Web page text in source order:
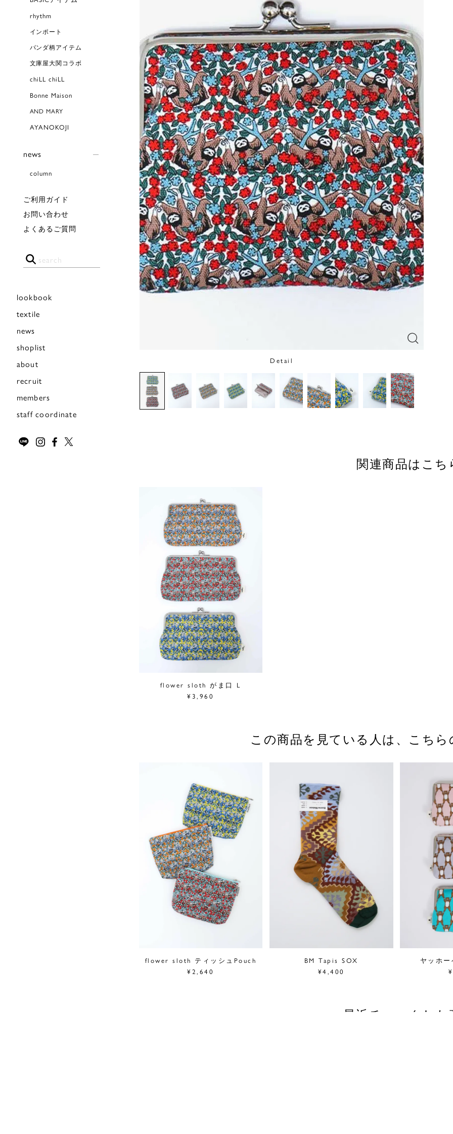
rhythm
インポート
パンダ柄アイテム
文庫屋大関コラボ
chiLL chiLL
Bonne Maison
AND MARY
AYANOKOJI
news
column
ご利用ガイド
お問い合わせ
よくあるご質問
lookbook
textile
news
shoplist
about
recruit
members
staff coordinate
Detail
関連商品はこち
flower sloth がま口 L
¥3,960
この商品を見ている人は、 こち
flower sloth ティッシュPouch
¥2,640
BM Tapis SOX
¥4,400
ヤッホ
最近チェックした